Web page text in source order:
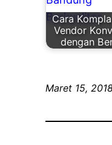
Cara
Vendor
dengan
Maret 15, 2018